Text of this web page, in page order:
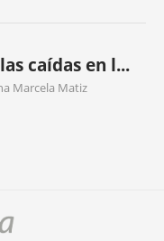
caídas en l...
Marcela Matiz